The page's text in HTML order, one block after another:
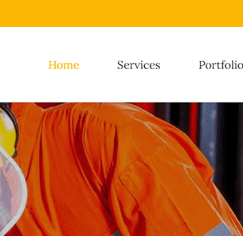
Active installations
PHP version
Theme homepage